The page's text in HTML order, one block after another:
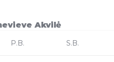
Akvilė
P.B. S.B.